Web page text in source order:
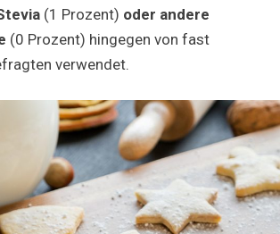
(1 Prozent) oder andere
(0 Prozent) hingegen von fast
verwendet.